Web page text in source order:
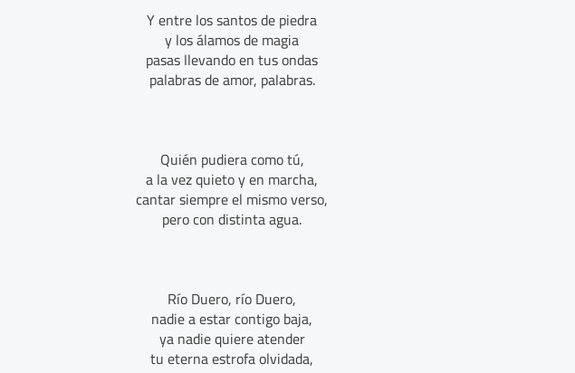
Y entre los santos de piedra
y los álamos de magia
pasas llevando en tus ondas
palabras de amor, palabras.
Quién pudiera como tú,
a la vez quieto y en marcha,
cantar siempre el mismo verso,
pero con distinta agua.
Río Duero, río Duero,
nadie a estar contigo baja,
ya nadie quiere atender
tu eterna estrofa olvidada,